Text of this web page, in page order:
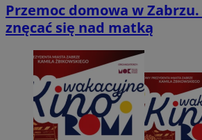
Przemoc domowa w
znęcać się nad matką